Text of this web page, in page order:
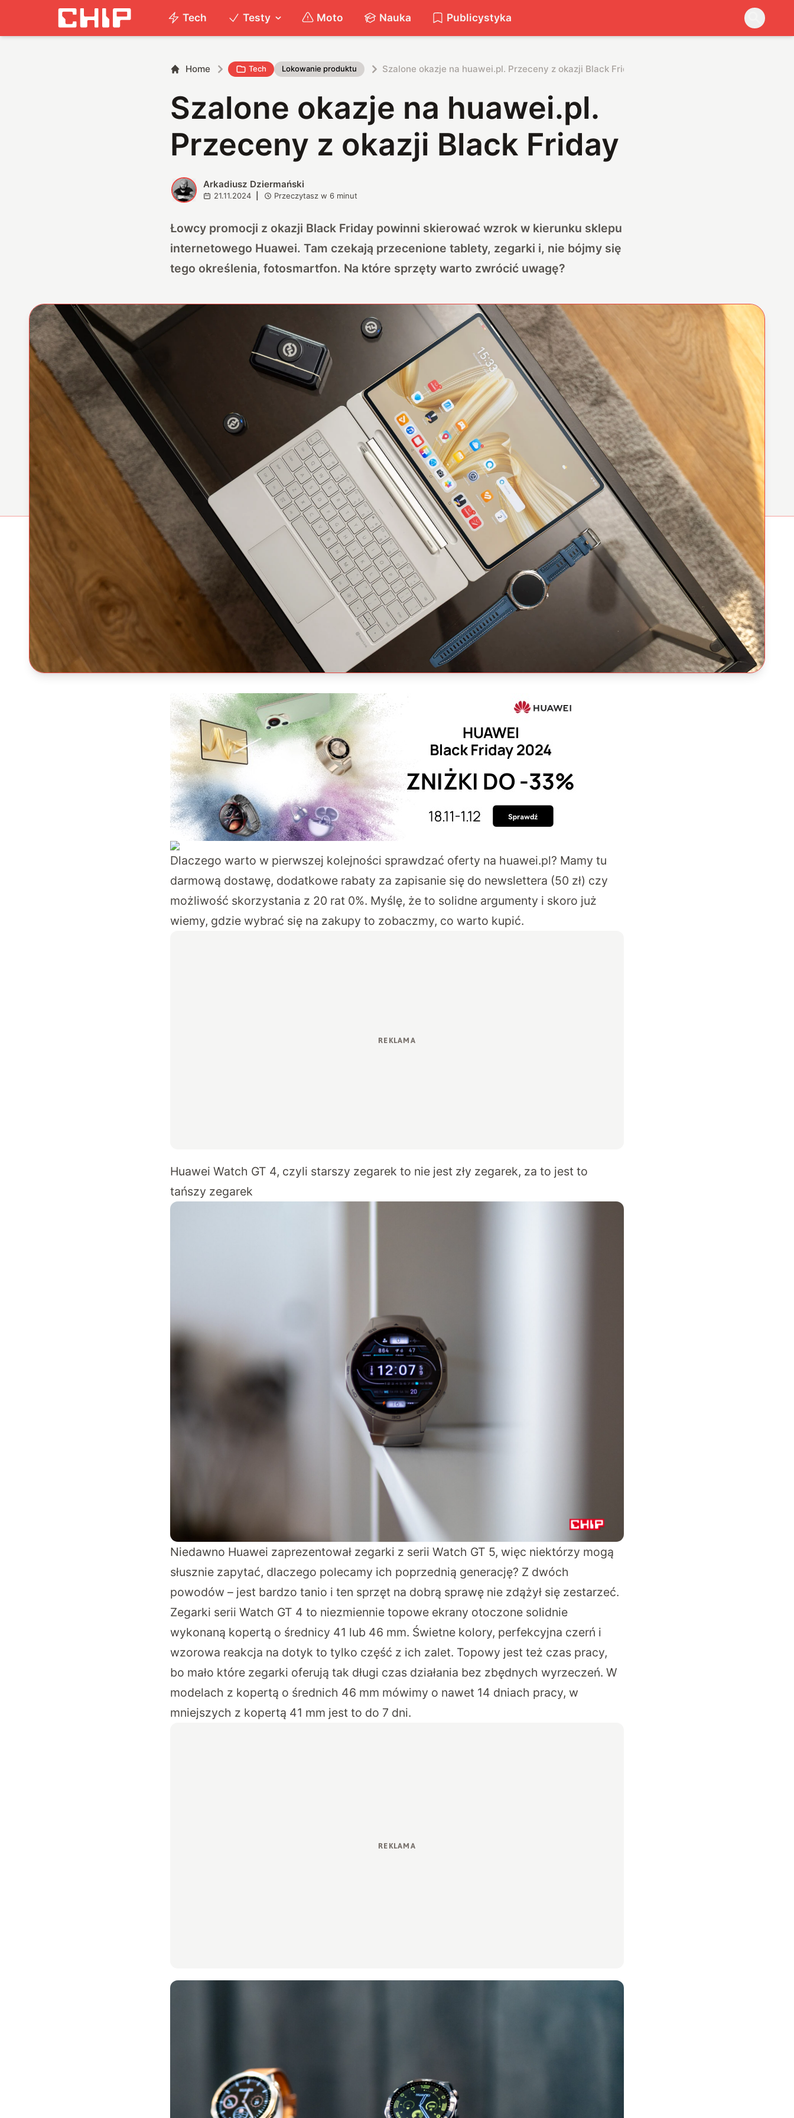
Tech Testy Moto Nauka Publicystyka
Home Tech Lokowanie produktu Szalone okazje na huawei.pl. Przeceny z okazji Black Friday
Szalone okazje na huawei.pl.
Przeceny z okazji Black Friday
A Arkadiusz Dziermański
21.11.2024 Przeczytasz w6 minut
Łowcy promocji z okazji Black Friday powinni skierować wzrok w kierunku sklepu
internetowego Huawei. Tam czekają przecenione tablety, zegarki i, nie bójmy się
tego określenia, fotosmartfon. Na które sprzęty warto zwrócić uwagę?
Dlaczego warto w pierwszej kolejności sprawdzać oferty na huawei.pl? Mamy tu
darmową dostawę, dodatkowe rabaty za zapisanie się do newslettera (50 zł) czy
możliwość skorzystania z 20 rat 0%. Myślę, że to solidne argumenty i skoro już
wiemy, gdzie wybrać się na zakupy to zobaczmy, co warto kupić.
Huawei Watch GT 4, czyli starszy zegarek to nie jest zły zegarek, za to jest to
tańszy zegarek
Niedawno Huawei zaprezentował zegarki z serii Watch GT 5, więc niektórzy mogą
słusznie zapytać, dlaczego polecamy ich poprzednią generację? Z dwóch
powodów – jest bardzo tanio i ten sprzęt na dobrą sprawę nie zdążył się zestarzeć.
Zegarki serii Watch GT 4 to niezmiennie topowe ekrany otoczone solidnie
wykonaną kopertą o średnicy 41 lub 46 mm. Świetne kolory, perfekcyjna czerń i
wzorowa reakcja na dotyk to tylko część z ich zalet. Topowy jest też czas pracy,
bo mało które zegarki oferują tak długi czas działania bez zbędnych wyrzeczeń. W
modelach z kopertą o średnich 46 mm mówimy o nawet 14 dniach pracy, w
mniejszych z kopertą 41 mm jest to do 7 dni.